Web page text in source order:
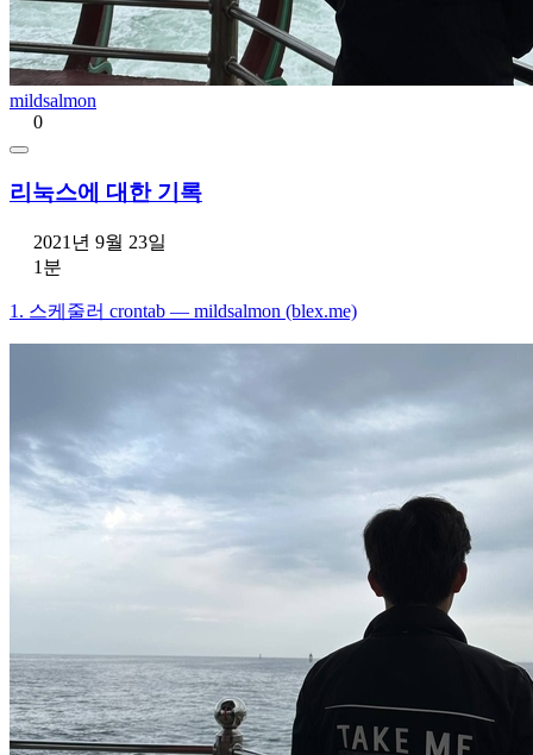
mildsalmon
0
리눅스에 대한 기록
2021년 9월 23일
1분
1. 스케줄러 crontab — mildsalmon (blex.me)